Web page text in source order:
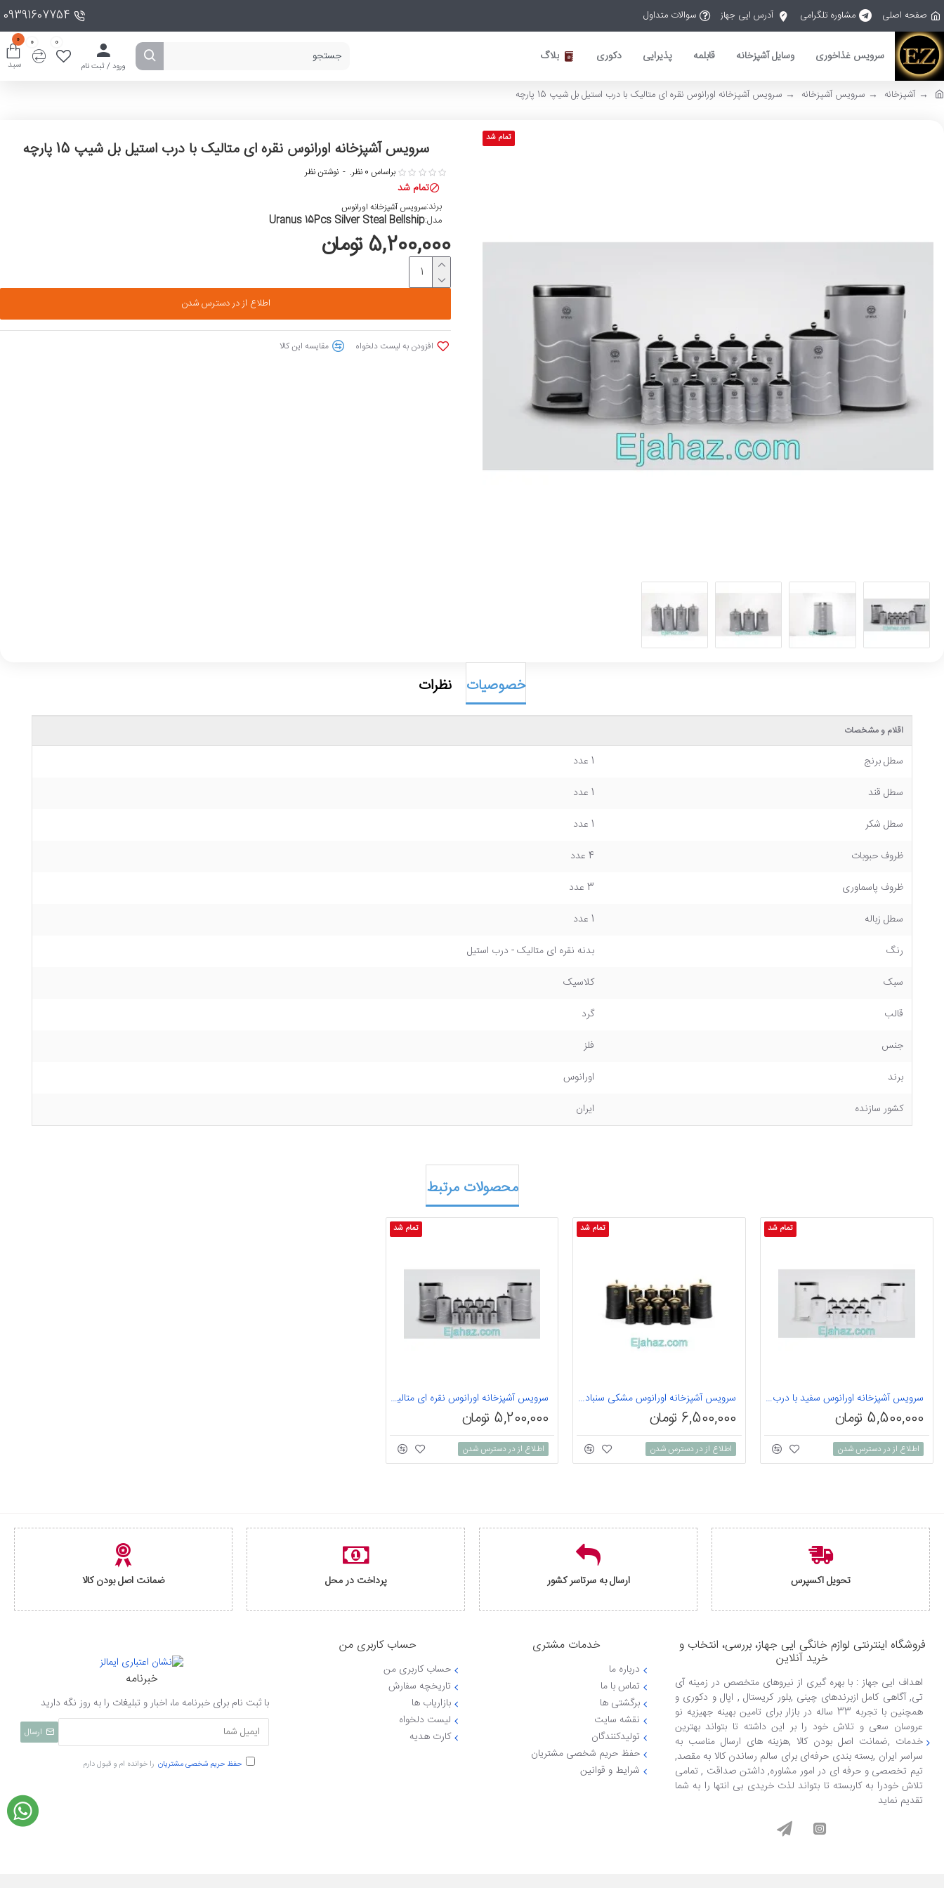
صفحه اصلی مشاوره تلگرامی آدرس ایی جهاز سوالات متداول 09391607754
سرویس غذاخوری وسایل آشپزخانه قابلمه پذیرایی دکوری بلاگ
ورود / ثبت نام
0
0
سبد
0
آشپزخانه سرویس آشپزخانه سرویس آشپزخانه اورانوس نقره ای متالیک با درب استیل بل شیپ 15 پارچه
تمام شد سرویس آشپزخانه اورانوس نقره ای متالیک با درب استیل بل شیپ 15 پارچه
تمام شد
برند:سرویس آشپزخانه اورانوس
مدل:Uranus 15Pcs Silver Steal Bellship
براساس 0 نظر. - نوشتن نظر
5,200,000 تومان
اطلاع از در دسترس شدن
افزودن به لیست دلخواه مقایسه این کالا
خصوصیات نظرات
اقلام و مشخصات
سطل برنج
1 عدد
سطل قند
1 عدد
سطل شکر
1 عدد
ظروف حبوبات
4 عدد
ظروف پاسماوری
3 عدد
سطل زباله
1 عدد
رنگ
بدنه نقره ای متالیک - درب استیل
سبک
کلاسیک
قالب
گرد
جنس
فلز
برند
اورانوس
کشور سازنده
ایران
محصولات مرتبط
تمام شد
سرویس آشپزخانه اورانوس سفید با درب استیل بل شیپ 15 پارچه
5,500,000 تومان
اطلاع از در دسترس شدن
تمام شد
سرویس آشپزخانه اورانوس مشکی سنباده ای با درب طلایی بل شیپ 15 پارچه
6,500,000 تومان
اطلاع از در دسترس شدن
تمام شد
سرویس آشپزخانه اورانوس نقره ای متالیک با درب استیل بل شیپ 15 پارچه
5,200,000 تومان
اطلاع از در دسترس شدن
تحویل اکسپرس ارسال به سرتاسر کشور پرداخت در محل ضمانت اصل بودن کالا
فروشگاه اینترنتی لوازم خانگی ایی جهاز، بررسی، انتخاب و
خرید آنلاین
اهداف ایی جهاز : با بهره گیری از نیروهای متخصص در زمینه آی
تی, آگاهی کامل ازبرندهای چینی ,بلور کریستال , اپال و دکوری و
همچنین با تجربه 33 ساله در بازار برای تامین بهینه جهیزیه نو
عروسان سعی و تلاش خود را بر این داشته تا بتواند بهترین
خدمات ,ضمانت اصل بودن کالا ,هزینه های ارسال مناسب به
سراسر ایران ,بسته بندی حرفه‌ای برای سالم رساندن کالا به مقصد,
تیم تخصصی و حرفه ای در امور مشاوره, داشتن صداقت , تمامی
تلاش خودرا به کاربسته تا بتواند لذت خریدی بی انتها را به شما
تقدیم نماید
خدمات مشتری
درباره ما
تماس با ما
برگشتی ها
نقشه سایت
تولیدکنندگان
حفظ حریم شخصی مشتریان
شرایط و قوانین
حساب کاربری من
حساب کاربری من
تاریخچه سفارش
بازاریاب ها
لیست دلخواه
کارت هدیه
خبرنامه
با ثبت نام برای خبرنامه ما، اخبار و تبلیغات را به روز نگه دارید
ارسال
حفظ حریم شخصی مشتریان را خوانده ام و قبول دارم